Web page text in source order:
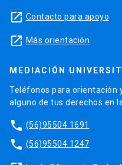
launch Contacto para apoyo
launch Más orientación
MEDIACIÓN
Teléfonos para orientación
alguno de tus derechos en
phone (56)95504 1691
phone (56)95504 1247